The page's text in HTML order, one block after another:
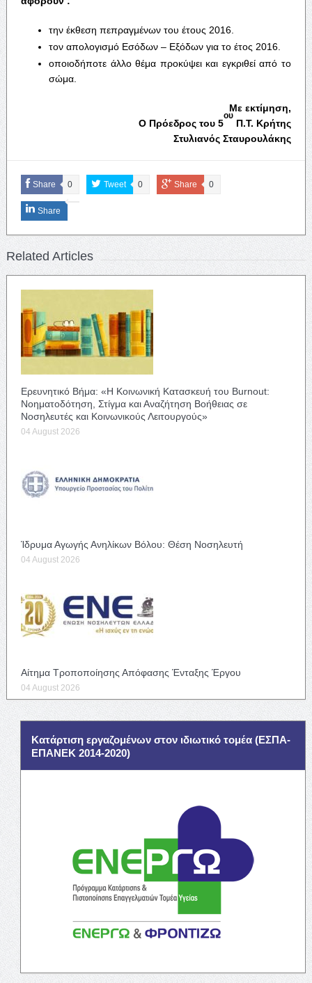
την έκθεση πεπραγμένων του έτους 2016.
τον απολογισμό Εσόδων – Εξόδων για το έτος 2016.
οποιοδήποτε άλλο θέμα προκύψει και εγκριθεί από το
σώμα.
Με εκτίμηση,
Ο Πρόεδρος του 5
ου
Π.Τ. Κρήτης
Στυλιανός Σταυρουλάκης
Share 0 Tweet 0 Share 0
Share
Related Articles
Ερευνητικό Βήμα: «Η Κοινωνική Κατασκευή του Burnout:
Νοηματοδότηση, Στίγμα και Αναζήτηση Βοήθειας σε
Νοσηλευτές και Κοινωνικούς Λειτουργούς»
04 August 2026
Ίδρυμα Αγωγής Ανηλίκων Βόλου: Θέση Νοσηλευτή
04 August 2026
Αίτημα Τροποποίησης Απόφασης Ένταξης Έργου
04 August 2026
Κατάρτιση εργαζομένων στον ιδιωτικό τομέα (ΕΣΠΑ-
ΕΠΑΝΕΚ 2014-2020)